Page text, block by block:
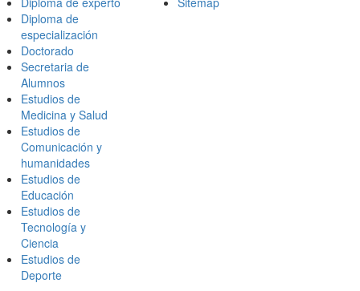
Diploma de
especialización
Doctorado
Secretaria de
Alumnos
Estudios de
Medicina y Salud
Estudios de
Comunicación y
humanidades
Estudios de
Educación
Estudios de
Tecnología y
Ciencia
Estudios de
Deporte